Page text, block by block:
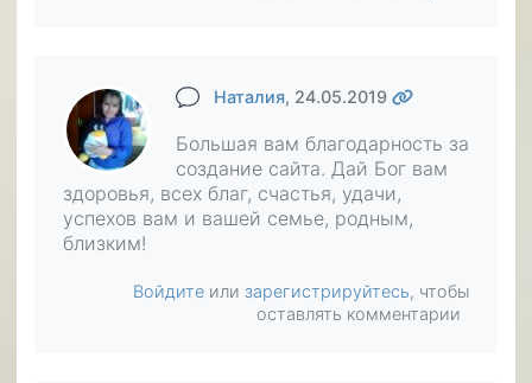
Наталия, 24.05.2019
Большая вам благодарность за
создание сайта. Дай Бог вам
здоровья, всех благ, счастья, удачи,
успехов вам и вашей семье, родным,
близким!
Войдите или зарегистрируйтесь, чтобы
оставлять комментарии